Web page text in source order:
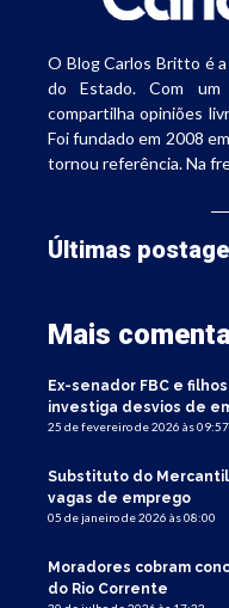
O Blog Carlos Britto é
do Estado. Com um
compartilha opiniões
Foi fundado em 2008
tornou referência. Na
Últimas
Mais
Ex-senador FBC e
investiga desvios de
25 de fevereiro de 2026 às 09:57
Substituto do Mercantil
vagas de emprego
05 de janeiro de 2026 às 08:00
Moradores cobram
do Rio Corrente